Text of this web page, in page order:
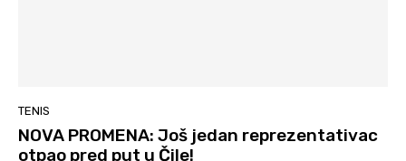
TENIS
NOVA PROMENA: Još jedan reprezentativac
otpao pred put u Čile!